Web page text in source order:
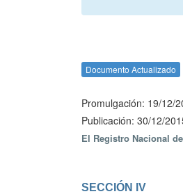
Documento Actualizado
Promulgación: 19/12/
Publicación: 30/12/
El Registro Nacional
SECCIÓN IV